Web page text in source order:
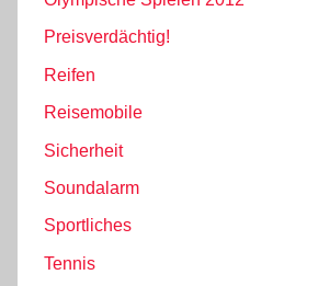
Preisverdächtig!
Reifen
Reisemobile
Sicherheit
Soundalarm
Sportliches
Tennis